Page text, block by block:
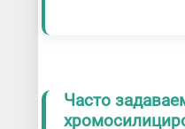
Часто